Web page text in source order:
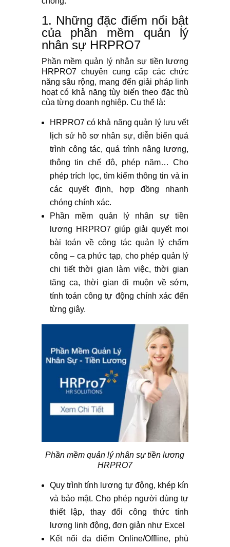
1. Những đặc điểm nổi bật
của phần mềm quản lý
nhân sự HRPRO7
Phần mềm quản lý nhân sự tiền lương
HRPRO7 chuyên cung cấp các chức
năng sâu rộng, mang đến giải pháp linh
hoạt có khả năng tùy biến theo đặc thù
của từng doanh nghiệp. Cụ thể là:
HRPRO7 có khả năng quản lý lưu vết
lịch sử hồ sơ nhân sự, diễn biến quá
trình công tác, quá trình nâng lương,
thông tin chế độ, phép năm… Cho
phép trích lọc, tìm kiếm thông tin và in
các quyết định, hợp đồng nhanh
chóng chính xác.
Phần mềm quản lý nhân sự tiền
lương HRPRO7 giúp giải quyết mọi
bài toán về công tác quản lý chấm
công – ca phức tạp, cho phép quản lý
chi tiết thời gian làm việc, thời gian
tăng ca, thời gian đi muộn về sớm,
tính toán công tự động chính xác đến
từng giây.
Phần mềm quản lý nhân sự tiền lương
HRPRO7
Quy trình tính lương tự động, khép kín
và bảo mật. Cho phép người dùng tự
thiết lập, thay đổi công thức tính
lương linh động, đơn giản như Excel
Kết nối đa điểm Online/Offline, phù